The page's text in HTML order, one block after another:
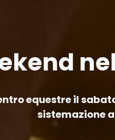
equestre il
sistemazione